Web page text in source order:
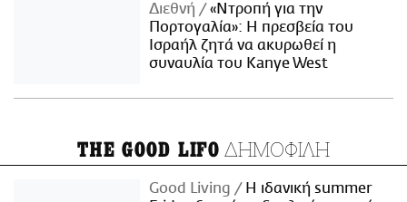
Διεθνή
«Ντροπή για την
Πορτογαλία»: Η πρεσβεία του
Ισραήλ ζητά να ακυρωθεί η
συναυλία του Kanye West
THE GOOD LIFO ΔΗΜΟΦΙΛΗ
Good Living
Η ιδανική summer